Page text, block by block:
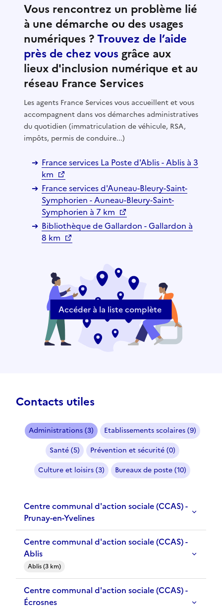
Vous rencontrez un problème lié
à une démarche ou des usages
numériques ?Trouvez de l’aide
près de chez vous grâce aux
lieux d'inclusion numérique et au
réseau France Services
Les agents France Services vous accueillent et vous
accompagnent dans vos démarches administratives
du quotidien (immatriculation de véhicule, RSA,
impôts, permis de conduire...)
France services La Poste d'Ablis - Ablis à 3
km
France services d'Auneau-Bleury-Saint-
Symphorien - Auneau-Bleury-Saint-
Symphorien à 7 km
Bibliothèque de Gallardon - Gallardon à
8 km
Accéder à la liste complète
Contacts utiles
Administrations (3)
Etablissements scolaires (9)
Santé (5)
Prévention et sécurité (0)
Culture et loisirs (3)
Bureaux de poste (10)
Centre communal d'action sociale (CCAS) -
Prunay-en-Yvelines
Centre communal d'action sociale (CCAS) -
Ablis
Ablis (3 km)
Centre communal d'action sociale (CCAS) -
Écrosnes